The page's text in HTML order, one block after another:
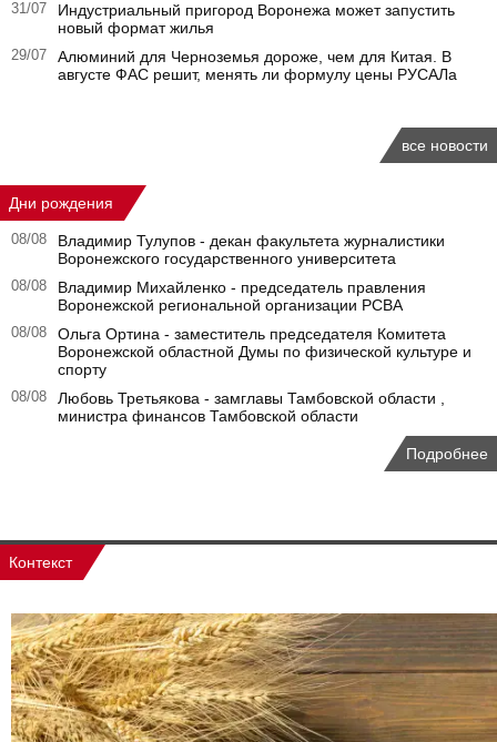
31/07
Индустриальный пригород Воронежа может запустить
новый формат жилья
29/07
Алюминий для Черноземья дороже, чем для Китая. В
августе ФАС решит, менять ли формулу цены РУСАЛа
все новости
Дни рождения
08/08
Владимир Тулупов - декан факультета журналистики
Воронежского государственного университета
08/08
Владимир Михайленко - председатель правления
Воронежской региональной организации РСВА
08/08
Ольга Ортина - заместитель председателя Комитета
Воронежской областной Думы по физической культуре и
спорту
08/08
Любовь Третьякова - замглавы Тамбовской области ,
министра финансов Тамбовской области
Подробнее
Контекст